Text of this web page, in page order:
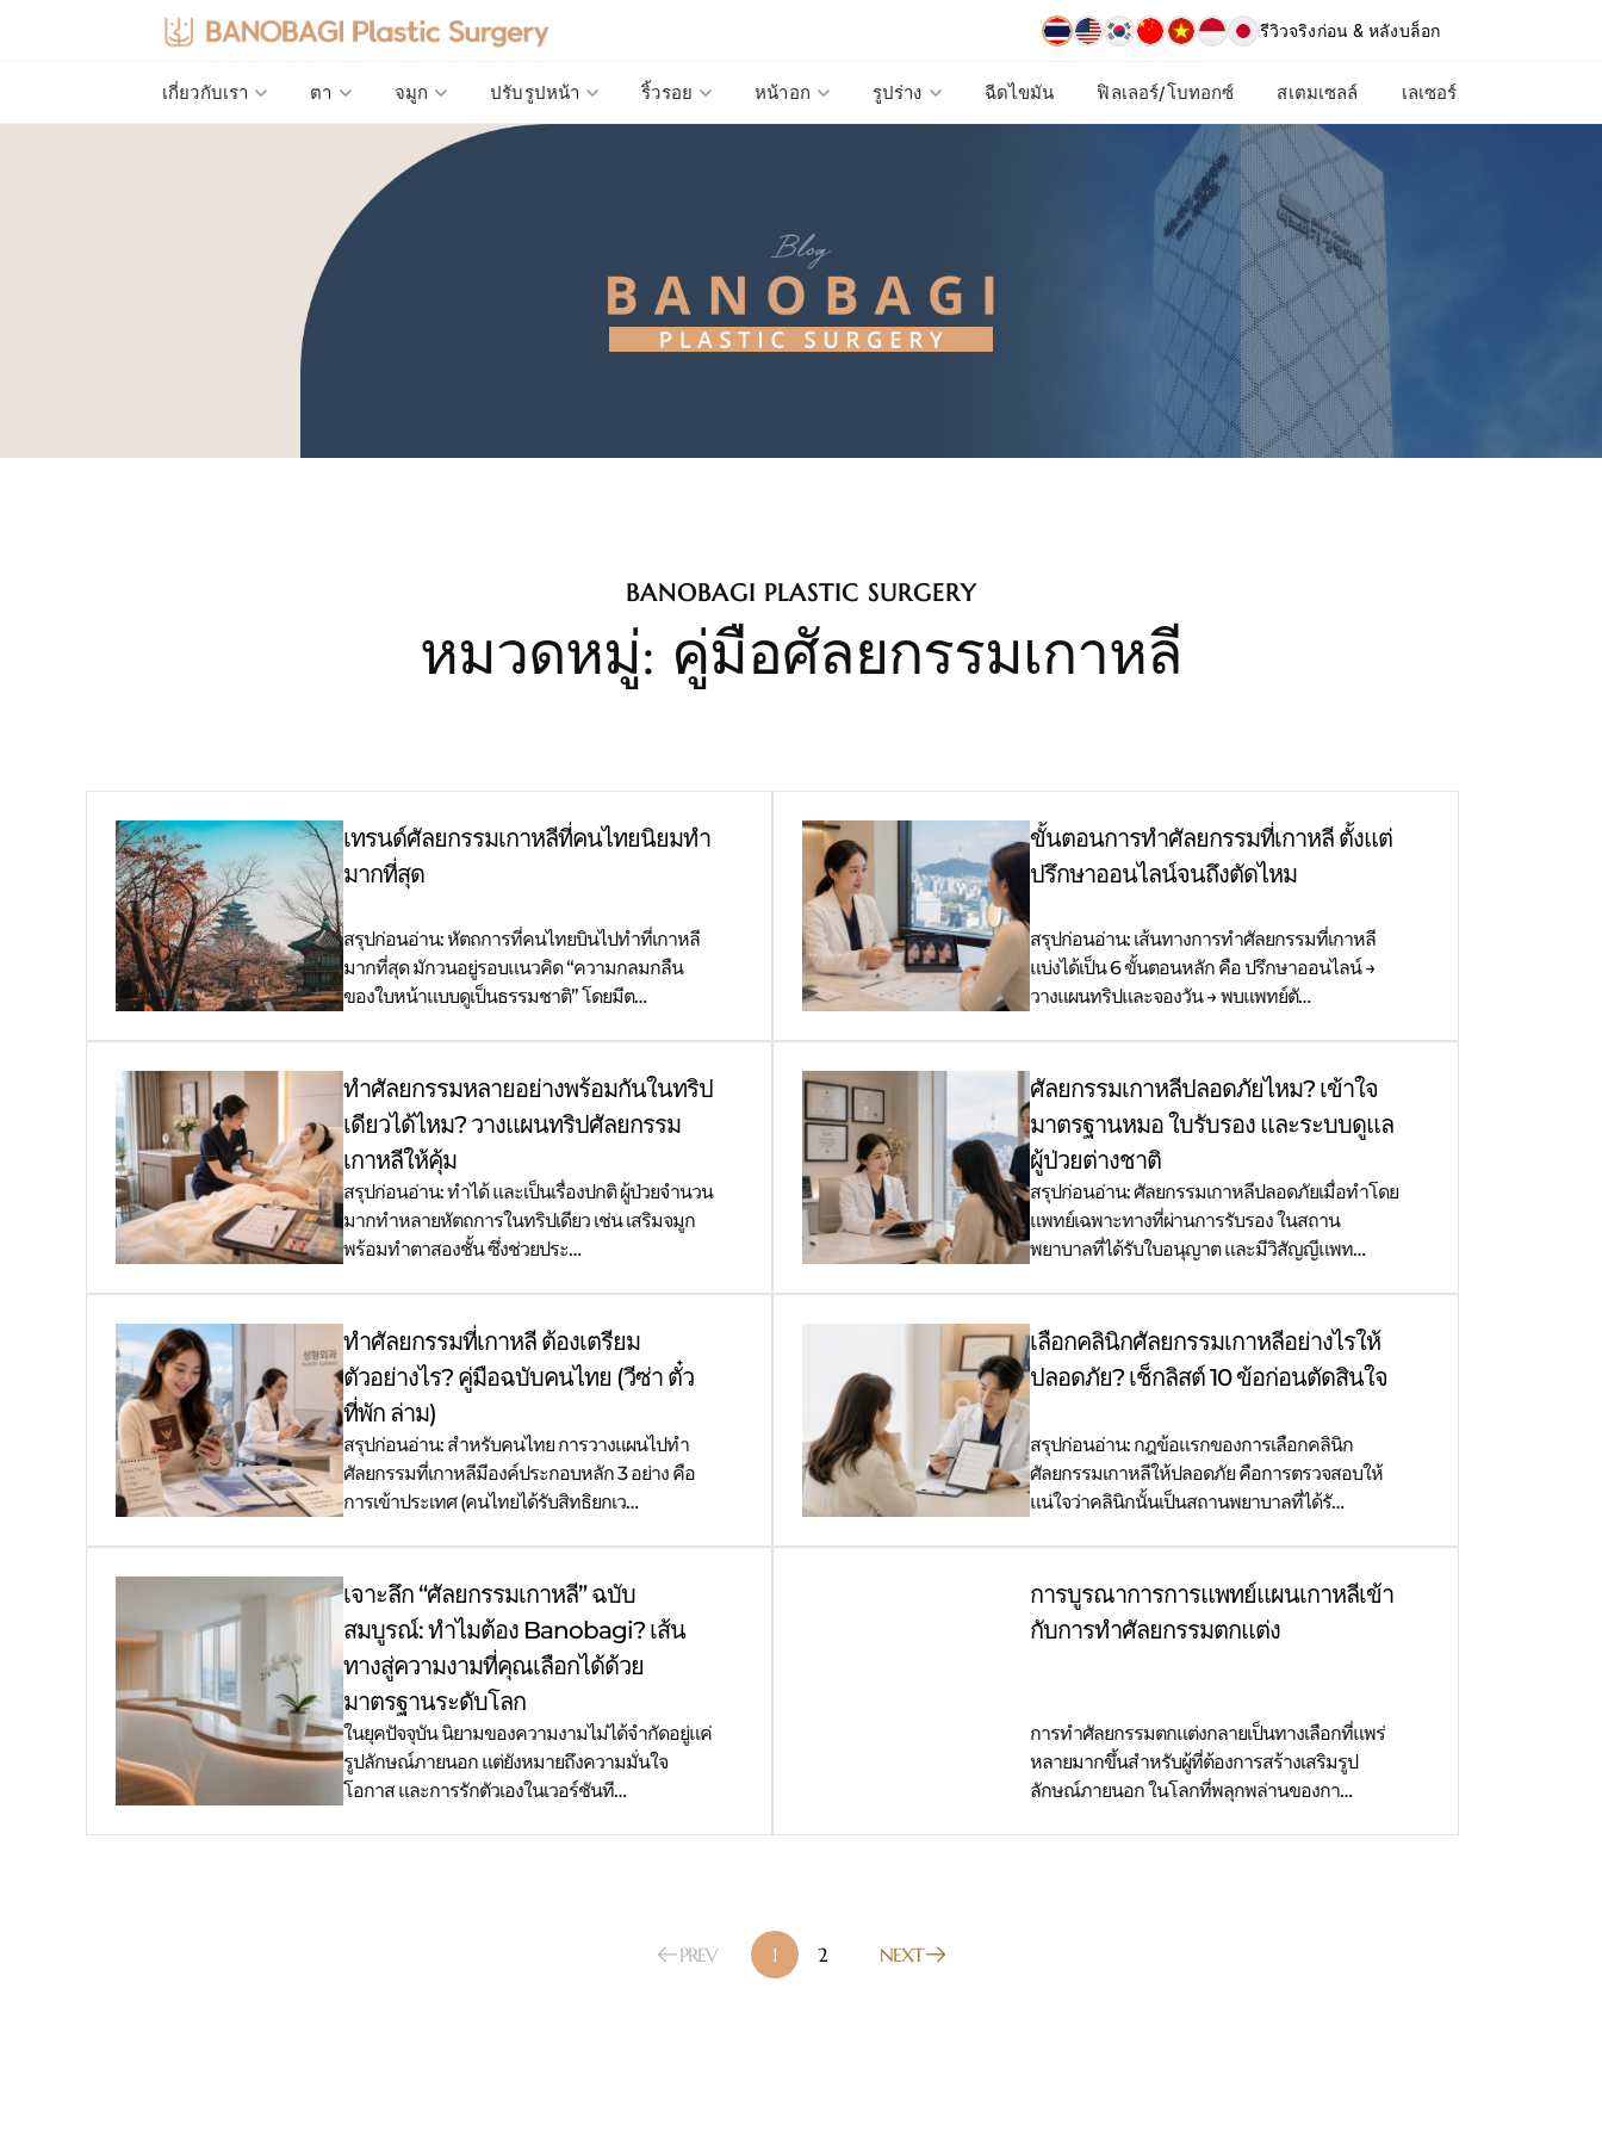
รีวิวจริงก่อน & หลังบล็อก
เกี่ยวกับเรา ตา จมูก ปรับรูปหน้า ริ้วรอย หน้าอก รูปร่าง ฉีดไขมัน ฟิลเลอร์/โบทอกซ์ สเตมเซลล์ เลเซอร์
BANOBAGI PLASTIC SURGERY
หมวดหมู่: คู่มือศัลยกรรมเกาหลี
เทรนด์ศัลยกรรมเกาหลีที่คนไทยนิยมทำ
มากที่สุด
สรุปก่อนอ่าน: หัตถการที่คนไทยบินไปทำที่เกาหลี
มากที่สุด มักวนอยู่รอบแนวคิด “ความกลมกลืน
ของใบหน้าแบบดูเป็นธรรมชาติ” โดยมีต…
ขั้นตอนการทำศัลยกรรมที่เกาหลี ตั้งแต่
ปรึกษาออนไลน์จนถึงตัดไหม
สรุปก่อนอ่าน: เส้นทางการทำศัลยกรรมที่เกาหลี
แบ่งได้เป็น 6 ขั้นตอนหลัก คือ ปรึกษาออนไลน์ →
วางแผนทริปและจองวัน → พบแพทย์ตั…
ทำศัลยกรรมหลายอย่างพร้อมกันในทริป
เดียวได้ไหม? วางแผนทริปศัลยกรรม
เกาหลีให้คุ้ม
สรุปก่อนอ่าน: ทำได้ และเป็นเรื่องปกติ ผู้ป่วยจำนวน
มากทำหลายหัตถการในทริปเดียว เช่น เสริมจมูก
พร้อมทำตาสองชั้น ซึ่งช่วยประ…
ศัลยกรรมเกาหลีปลอดภัยไหม? เข้าใจ
มาตรฐานหมอ ใบรับรอง และระบบดูแล
ผู้ป่วยต่างชาติ
สรุปก่อนอ่าน: ศัลยกรรมเกาหลีปลอดภัยเมื่อทำโดย
แพทย์เฉพาะทางที่ผ่านการรับรอง ในสถาน
พยาบาลที่ได้รับใบอนุญาต และมีวิสัญญีแพท…
ทำศัลยกรรมที่เกาหลี ต้องเตรียม
ตัวอย่างไร? คู่มือฉบับคนไทย (วีซ่า ตั๋ว
ที่พัก ล่าม)
สรุปก่อนอ่าน: สำหรับคนไทย การวางแผนไปทำ
ศัลยกรรมที่เกาหลีมีองค์ประกอบหลัก 3 อย่าง คือ
การเข้าประเทศ (คนไทยได้รับสิทธิยกเว…
เลือกคลินิกศัลยกรรมเกาหลีอย่างไรให้
ปลอดภัย? เช็กลิสต์ 10 ข้อก่อนตัดสินใจ
สรุปก่อนอ่าน: กฎข้อแรกของการเลือกคลินิก
ศัลยกรรมเกาหลีให้ปลอดภัย คือการตรวจสอบให้
แน่ใจว่าคลินิกนั้นเป็นสถานพยาบาลที่ได้รั…
เจาะลึก “ศัลยกรรมเกาหลี” ฉบับ
สมบูรณ์: ทำไมต้อง Banobagi? เส้น
ทางสู่ความงามที่คุณเลือกได้ด้วย
มาตรฐานระดับโลก
ในยุคปัจจุบัน นิยามของความงามไม่ได้จำกัดอยู่แค่
รูปลักษณ์ภายนอก แต่ยังหมายถึงความมั่นใจ
โอกาส และการรักตัวเองในเวอร์ชันที…
การบูรณาการการแพทย์แผนเกาหลีเข้า
กับการทำศัลยกรรมตกแต่ง
การทำศัลยกรรมตกแต่งกลายเป็นทางเลือกที่แพร่
หลายมากขึ้นสำหรับผู้ที่ต้องการสร้างเสริมรูป
ลักษณ์ภายนอก ในโลกที่พลุกพล่านของกา…
PREV 1 2 NEXT